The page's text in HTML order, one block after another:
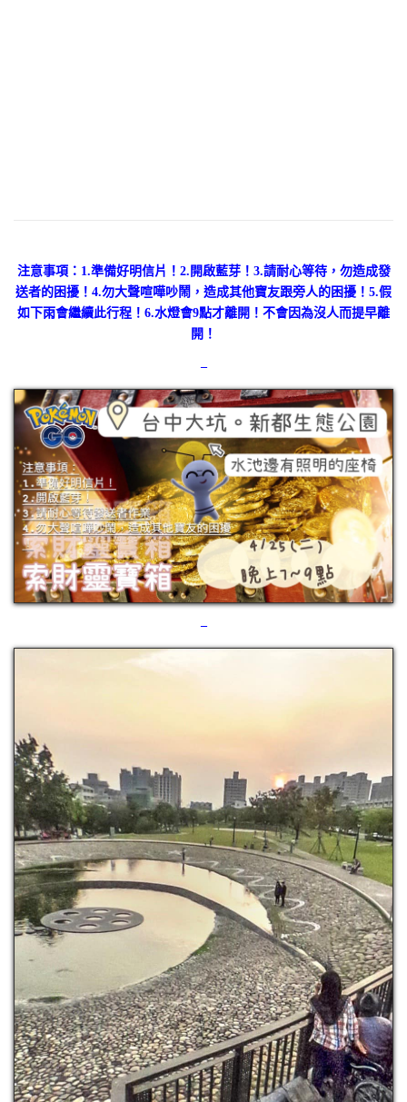
注意事項： 1.準備好明信片！ 2.開啟藍芽！ 3.請耐心等待，勿造成發
送者的困擾！ 4.勿大聲喧嘩吵鬧，造成其他寶友跟旁人的困擾！ 5.假
如下雨會繼續此行程！ 6.水燈會9點才離開！不會因為沒人而提早離
開！
–
–